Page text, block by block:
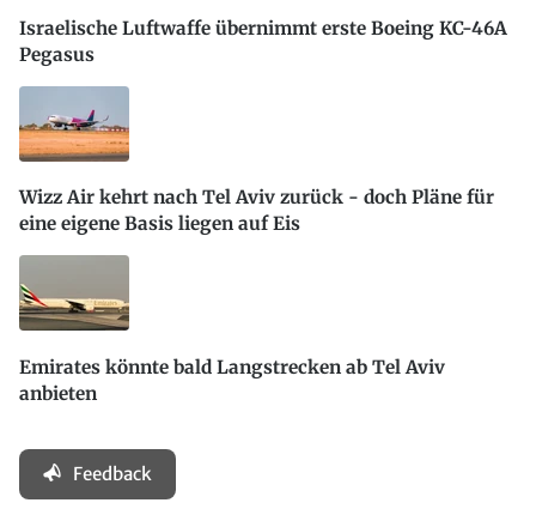
Israelische Luftwaffe übernimmt erste Boeing KC-46A
Pegasus
Wizz Air kehrt nach Tel Aviv zurück - doch Pläne für
eine eigene Basis liegen auf Eis
Emirates könnte bald Langstrecken ab Tel Aviv
anbieten
Feedback